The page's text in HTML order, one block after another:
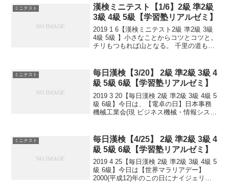
書類お渡し致します。連絡は塾で直接言
っていた...
ミニテスト
漢検ミニテスト【1/6】2級 準2級
3級 4級 5級【学習塾リアルゼミ】
2019 1 6【漢検ミニテスト2級 準2級 3級
4級 5級 】小さなことからコツとコツと。
チリもつもれば山となる。 千里の道も一
熟語問題などの出来具合が合否...
ミニテスト
毎日漢検【3/20】 2級 準2級 3級 4
級 5級 6級【学習塾リアルゼミ】
2019 3 20【毎日漢検 2級 準2級 3級 4級 5
級 6級】今日は、【電卓の日】日本事務
機械工業会(現 ビジネス機械・情報システ
して制定しました。19...
ミニテスト
毎日漢検【4/25】 2級 準2級 3級 4
級 5級 6級【学習塾リアルゼミ】
2019 4 25【毎日漢検 2級 準2級 3級 4級 5
級 6級】今日は【世界マラリアデー】
2000(平成12)年のこの日にナイジェリア